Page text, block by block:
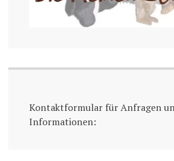
Kontaktformular für Anfragen
Informationen: